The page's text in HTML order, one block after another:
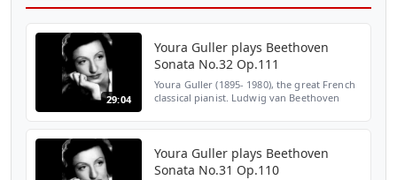
29:04
Youra Guller plays Beethoven
Sonata No.32 Op.111
Youra Guller (1895- 1980), the great French
classical pianist. Ludwig van Beethoven
Youra Guller plays Beethoven
Sonata No.31 Op.110